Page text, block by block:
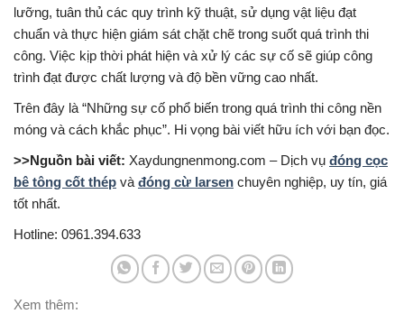
lưỡng, tuân thủ các quy trình kỹ thuật, sử dụng vật liệu đạt
chuẩn và thực hiện giám sát chặt chẽ trong suốt quá trình thi
công. Việc kịp thời phát hiện và xử lý các sự cố sẽ giúp công
trình đạt được chất lượng và độ bền vững cao nhất.
Trên đây là “Những sự cố phổ biến trong quá trình thi công nền
móng và cách khắc phục”. Hi vọng bài viết hữu ích với bạn đọc.
>>Nguồn bài viết: Xaydungnenmong.com – Dịch vụ đóng cọc
bê tông cốt thép và đóng cừ larsen chuyên nghiệp, uy tín, giá
tốt nhất.
Hotline: 0961.394.633
Xem thêm: